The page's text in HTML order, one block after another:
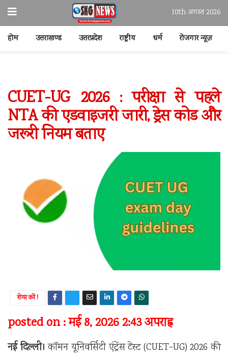
10th अगस्त 2026
होम उत्तराखण्ड उत्तरप्रदेश राष्ट्रीय धर्म रोजगार न्यूज़
CUET-UG 2026 : परीक्षा से पहले
NTA की एडवाइजरी जारी, ड्रेस कोड और
जरूरी नियम बताए
शेयर करें !
posted on : मई 8, 2026 2:43 अपराह्न
नई दिल्ली। कॉमन यूनिवर्सिटी एंट्रेंस टेस्ट (CUET-UG) 2026 की